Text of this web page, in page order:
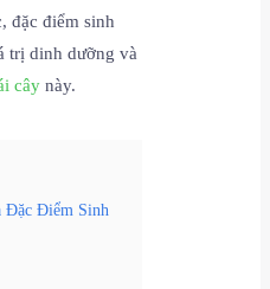
đặc điểm sinh
trị dinh dưỡng và
cây này.
Đặc Điểm Sinh